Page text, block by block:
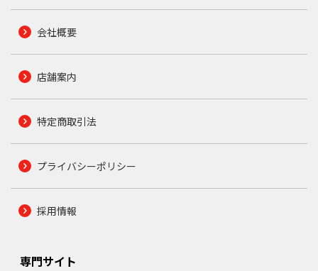
会社概要
店舗案内
特定商取引法
プライバシーポリシー
採用情報
専門サイト